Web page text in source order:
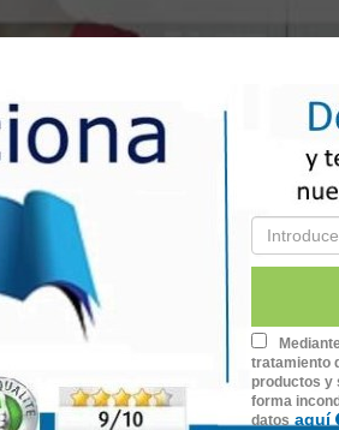
tratamiento
productos y
forma
datos aquí